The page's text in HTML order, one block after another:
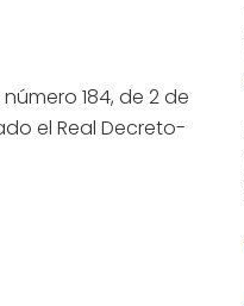
184, de 2 de
el Real Decreto-